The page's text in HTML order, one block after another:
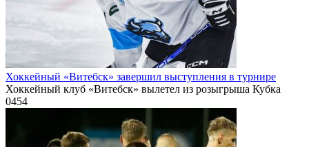
Хоккейный «Витебск» завершил выступления в турнире
Хоккейный клуб «Витебск» вылетел из розыгрыша Кубка
0454